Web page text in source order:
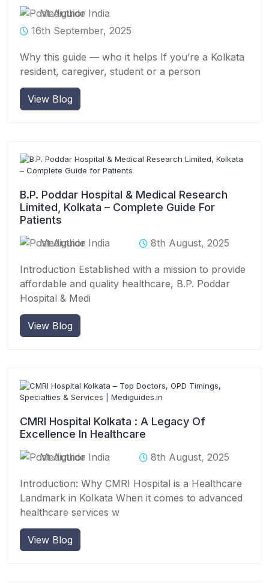
Mediguide India
16th September, 2025
Why this guide — who it helps If you’re a Kolkata
resident, caregiver, student or a person
View Blog
B.P. Poddar Hospital & Medical Research
Limited, Kolkata – Complete Guide For
Patients
Mediguide India 8th August, 2025
Introduction Established with a mission to provide
affordable and quality healthcare, B.P. Poddar
Hospital & Medi
View Blog
CMRI Hospital Kolkata : A Legacy Of
Excellence In Healthcare
Mediguide India 8th August, 2025
Introduction: Why CMRI Hospital is a Healthcare
Landmark in Kolkata When it comes to advanced
healthcare services w
View Blog